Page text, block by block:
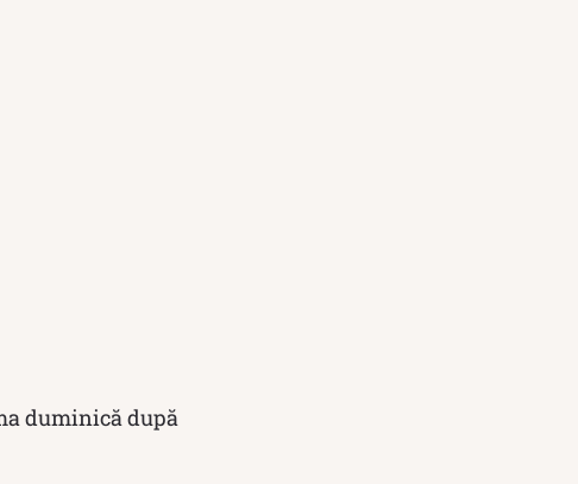
duminică după